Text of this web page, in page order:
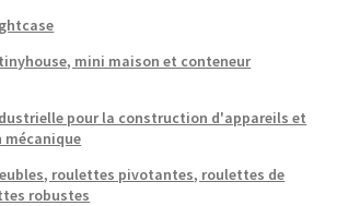
mini maison et conteneur
pour la construction d'appareils et
roulettes pivotantes, roulettes de
robustes